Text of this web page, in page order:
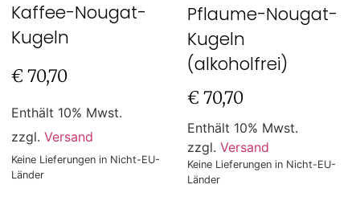
Kaffee-Nougat-
Kugeln
€ 70,70
Enthält 10% Mwst.
zzgl. Versand
Keine Lieferungen in Nicht-EU-
Länder
Pflaume-Nougat-
Kugeln
(alkoholfrei)
€ 70,70
Enthält 10% Mwst.
zzgl. Versand
Keine Lieferungen in Nicht-EU-
Länder